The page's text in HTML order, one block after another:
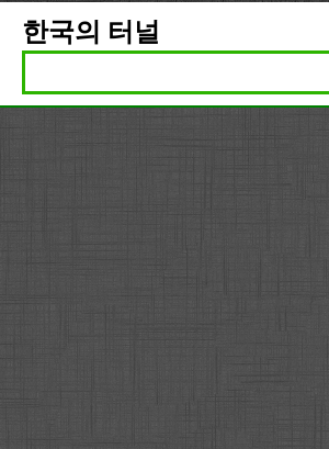
한국의 터널